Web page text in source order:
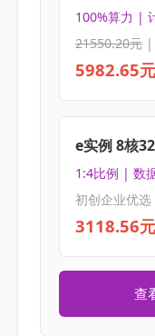
100%算力 |
21550.20元|
5982.65
e实例 8核
1:4比例 | 数
初创企业优
3118.56
查